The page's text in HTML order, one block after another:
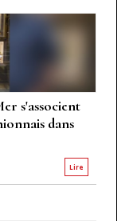
s'associent
dans
Lire